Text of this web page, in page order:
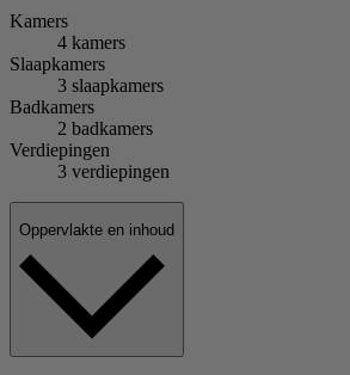
Kamers
4 kamers
Slaapkamers
3 slaapkamers
Badkamers
2 badkamers
Verdiepingen
3 verdiepingen
Oppervlakte en inhoud